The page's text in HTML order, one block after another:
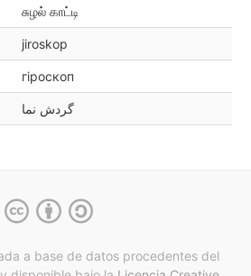
சுழல் காட்டி
jiroskop
гіроскоп
گردش نما
a base de datos procedentes del